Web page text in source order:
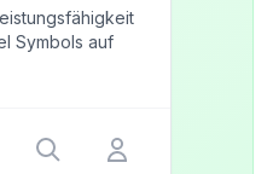
Symbols auf